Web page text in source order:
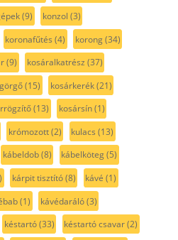
(9) konzol (3)
koronafűtés (4) korong(34)
(9) kosáralkatrész (37)
(15) kosárkerék(21)
(13) kosársín(1)
krómozott(2) kulacs (13)
kábeldob(8) kábelköteg(5)
kárpit tisztító(8) kávé (1)
(1) kávédaráló(3)
késtartó(33) késtartó csavar(2)